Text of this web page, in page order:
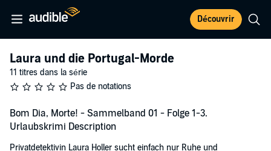
Découvrir
Laura und die Portugal-Morde
11 titres dans la série
Pas de notations
Bom Dia, Morte! - Sammelband 01 - Folge 1-3.
Urlaubskrimi Description
Privatdetektivin Laura Holler sucht einfach nur Ruhe und